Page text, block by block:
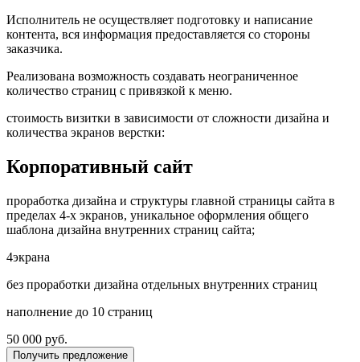
Исполнитель не осуществляет подготовку и написание
контента, вся информация предоставляется со стороны
заказчика.
Реализована возможность создавать неограниченное
количество страниц с привязкой к меню.
стоимость визитки в зависимости от сложности дизайна и
количества экранов верстки:
Корпоративный сайт
проработка дизайна и структуры главной страницы сайта в
пределах 4-х экранов, уникальное оформления общего
шаблона дизайна внутренних страниц сайта;
4экрана
без проработки дизайна отдельных внутренних страниц
наполнение до 10 страниц
50 000 руб.
Получить предложение